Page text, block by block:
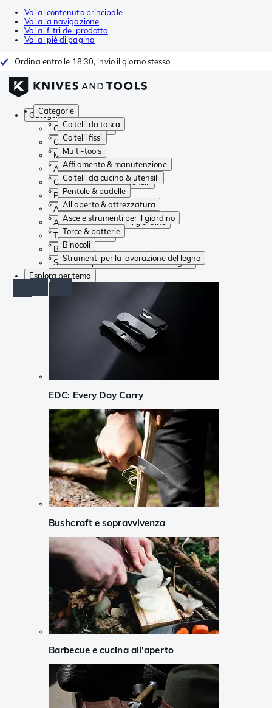
Vai al contenuto principale
Vai alla navigazione
Vai ai filtri del prodotto
Vai al piè di pagina
Ordina entro le 18:30, invio il giorno stesso
Categorie
Coltelli da tasca
Coltelli fissi
Multi-tools
Affilamento & manutenzione
Coltelli da cucina & utensili
Pentole & padelle
All'aperto & attrezzatura
Asce e strumenti per il giardino
Torce & batterie
Binocoli
Strumenti per la lavorazione del legno
Categorie
Coltelli da tasca
Coltelli fissi
Multi-tools
Affilamento & manutenzione
Coltelli da cucina & utensili
Pentole & padelle
All'aperto & attrezzatura
Asce e strumenti per il giardino
Torce & batterie
Binocoli
Strumenti per la lavorazione del legno
Esplora per tema
EDC: Every Day Carry
Bushcraft e sopravvivenza
Barbecue e cucina all'aperto